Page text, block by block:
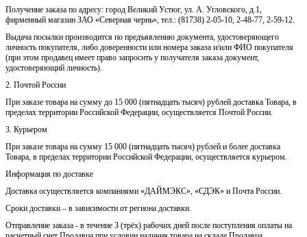
Получение заказа по адресу: город Великий Устюг, ул. А. Угловского, д.1,
фирменный магазин ЗАО «Северная чернь», тел.: (81738) 2-05-10, 2-48-77, 2-59-12.
Выдача посылки производится по предъявлению документа, удостоверяющего
личность покупателя, либо доверенности или номера заказа и/или ФИО покупателя
(при этом продавец имеет право запросить у получателя заказа документ,
удостоверяющий личность).
2. Почтой России
При заказе товара на сумму до 15 000 (пятнадцать тысяч) рублей доставка Товара, в
пределах территории Российской Федерации, осуществляется Почтой России.
3. Курьером
При заказе товара на сумму 15 000 (пятнадцать тысяч) рублей и более доставка
Товара, в пределах территории Российской Федерации, осуществляется курьером.
Информация по доставке
Доставка осуществляется компаниями «ДАЙМЭКС», «СДЭК» и Почта России.
Сроки доставки – в зависимости от региона доставки.
Отправление заказа - в течение 3 (трёх) рабочих дней после поступления оплаты на